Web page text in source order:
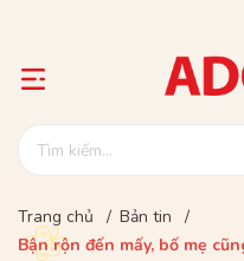
Trang chủ / Bản tin
/
Bận rộn đến mấy, bố mẹ